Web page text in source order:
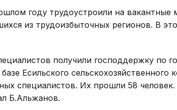
году трудоустроили на вакантные
из трудоизбыточных регионов. В
получили господдержку по
Есильского
специалистов. Их прошли 58
Б.Альжанов.